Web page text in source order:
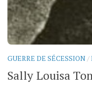
GUERRE DE SÉCESSION /
Sally Louisa